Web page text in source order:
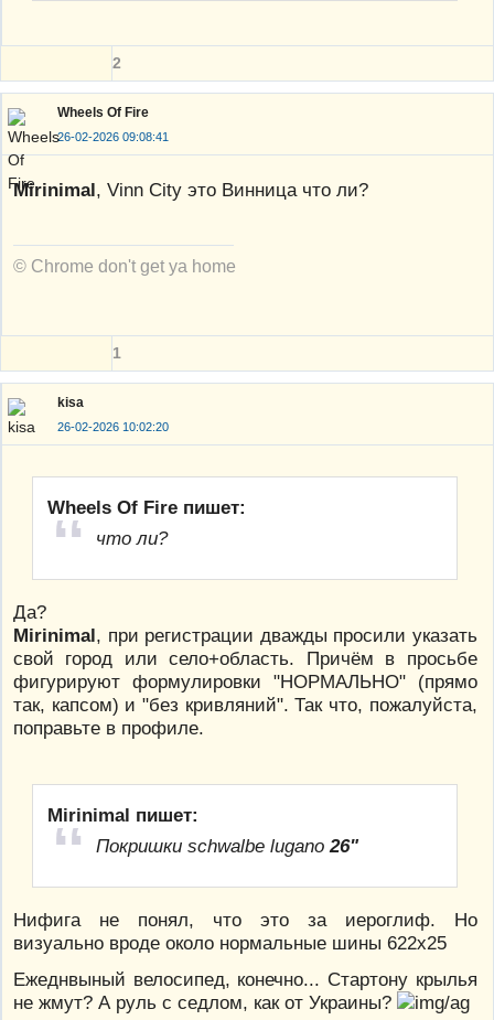
2
Wheels Of Fire
26-02-2026 09:08:41
Mirinimal, Vinn City это Винница что ли?
© Chrome don't get ya home
1
kisa
26-02-2026 10:02:20
Wheels Of Fire пишет:
что ли?
Да?
Mirinimal, при регистрации дважды просили указать
свой город или село+область. Причём в просьбе
фигурируют формулировки "НОРМАЛЬНО" (прямо
так, капсом) и "без кривляний". Так что, пожалуйста,
поправьте в профиле.
Mirinimal пишет:
Покришки schwalbe lugano26"
Нифига не понял, что это за иероглиф. Но
визуально вроде около нормальные шины 622х25
Ежеднвыный велосипед, конечно... Стартону крылья
не жмут? А руль с седлом, как от Украины?